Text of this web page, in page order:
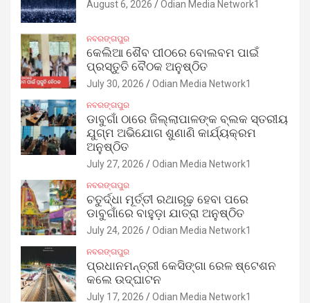
August 6, 2026 Odian Media Network1
ନବରଙ୍ଗପୁର
କେଲିଆ ଶୈବ ପୀଠରେ ବୋଲବମ ପାଇଁ
ପ୍ରସ୍ତୁତି ବୈଠକ ଅନୁଷ୍ଠିତ
July 30, 2026 Odian Media Network1
ନବରଙ୍ଗପୁର
ଡାବୁଗାଁ ଠାରେ ଜିଲ୍ଲାପାଳଙ୍କ ବ୍ଲକ ସ୍ତରୀୟ
ଯୁଗ୍ମ ଅଭିଯୋଗ ଶୁଣାଣି କାର୍ଯ୍ୟକ୍ରମ
ଅନୁଷ୍ଠିତ
July 27, 2026 Odian Media Network1
ନବରଙ୍ଗପୁର
ଚତୁର୍ଦ୍ଧା ମୂର୍ତ୍ତୀ ରଥାରୂଢ଼ ହେବା ପରେ
ଡାବୁଗାଁରେ ବାହୁଡ଼ା ଯାତ୍ରା ଅନୁଷ୍ଠିତ
July 24, 2026 Odian Media Network1
ନବରଙ୍ଗପୁର
ପ୍ରଧାନମନ୍ତ୍ରୀ କେସିଙ୍ଗା ରେଳ ଷ୍ଟେଶନ
କଲେ ଉଦ୍‌ଘାଟନ
July 17, 2026 Odian Media Network1